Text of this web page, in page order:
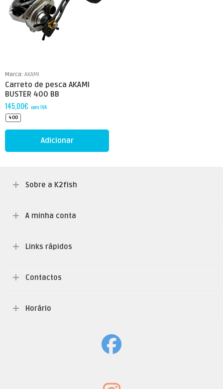
Marca: AKAMI
Carreto de pesca AKAMI
BUSTER 400 BB
145,00€ com IVA
400
Adicionar
Sobre a K2fish
A minha conta
Links rápidos
Contactos
Horário